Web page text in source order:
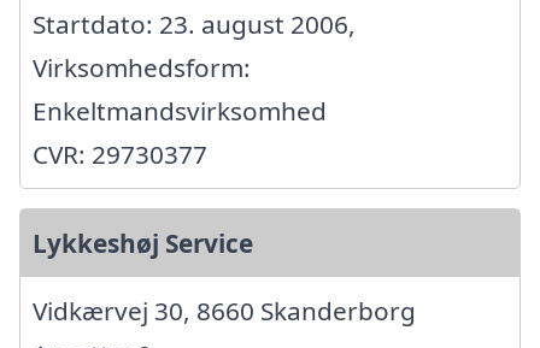
Startdato: 23. august 2006,
Virksomhedsform:
Enkeltmandsvirksomhed
CVR: 29730377
Lykkeshøj Service
Vidkærvej 30, 8660 Skanderborg